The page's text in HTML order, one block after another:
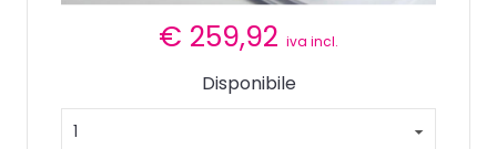
€ 259,92 iva incl.
Disponibile